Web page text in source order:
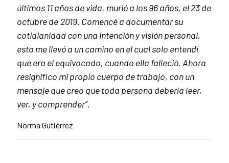
últimos 11 años de vida, murió a los 96 años, el 23 de
octubre de 2019. Comencé a documentar su
cotidianidad con una intención y visión personal,
esto me llevó a un camino en el cual solo entendí
que era el equivocado, cuando ella falleció. Ahora
resignifico mi propio cuerpo de trabajo, con un
mensaje que creo que toda persona debería leer,
ver, y comprender”.
Norma Gutiérrez